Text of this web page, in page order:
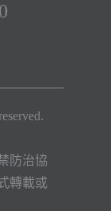
防治協
轉載或